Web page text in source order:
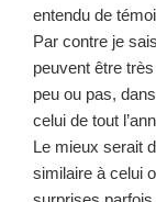
entendu de
Par contre je
peuvent être
peu ou pas,
celui de tout
Le mieux serait
similaire à celui